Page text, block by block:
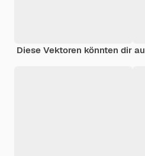
Diese Vektoren könnten dir